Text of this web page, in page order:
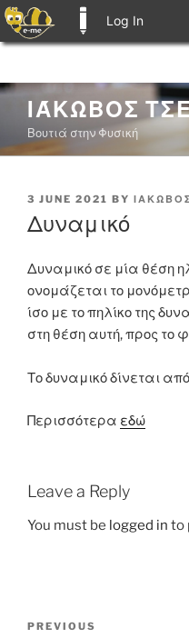
Log In
Skip
content
ΙΆΚΩΒΟΣ
Βουτιά στην Φυσική
POSTED
ON
3 JUNE 2021 BY
Δυναμικό
Δυναμικό σε μία θέση
ονομάζεται το
ίσο με το πηλίκο της
στη θέση αυτή, προς το
Το δυναμικό δίνεται
Περισσότερα εδώ
Leave a Reply
You must be logged in to
Previous
PREVIOUS